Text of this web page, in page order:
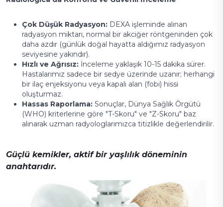
Çok Düşük Radyasyon: DEXA işleminde alınan
radyasyon miktarı, normal bir akciğer röntgeninden çok
daha azdır (günlük doğal hayatta aldığımız radyasyon
seviyesine yakındır).
Hızlı ve Ağrısız: İnceleme yaklaşık 10-15 dakika sürer.
Hastalarımız sadece bir sedye üzerinde uzanır; herhangi
bir ilaç enjeksiyonu veya kapalı alan (fobi) hissi
oluşturmaz.
Hassas Raporlama: Sonuçlar, Dünya Sağlık Örgütü
(WHO) kriterlerine göre "T-Skoru" ve "Z-Skoru" baz
alınarak uzman radyologlarımızca titizlikle değerlendirilir.
Güçlü kemikler, aktif bir yaşlılık döneminin
anahtarıdır.